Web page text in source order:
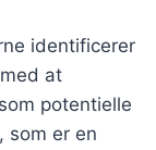
identificerer
at
potentielle
som er en